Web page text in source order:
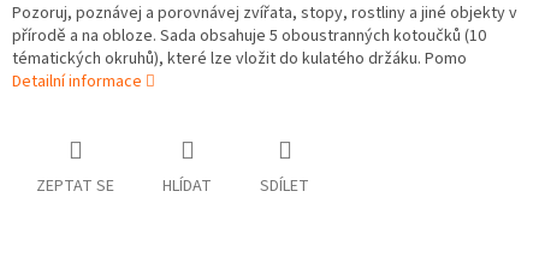
Pozoruj, poznávej a porovnávej zvířata, stopy, rostliny a jiné objekty v
přírodě a na obloze. Sada obsahuje 5 oboustranných kotoučků (10
tématických okruhů), které lze vložit do kulatého držáku. Pomo
Detailní informace
ZEPTAT SE HLÍDAT SDÍLET